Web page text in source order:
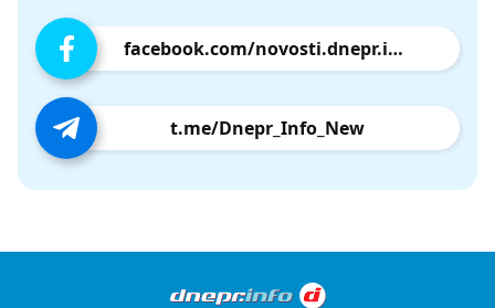
facebook.com/novosti.dnepr.info
t.me/Dnepr_Info_New